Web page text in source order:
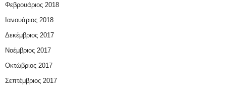
Φεβρουάριος 2018
Ιανουάριος 2018
Δεκέμβριος 2017
Νοέμβριος 2017
Οκτώβριος 2017
Σεπτέμβριος 2017